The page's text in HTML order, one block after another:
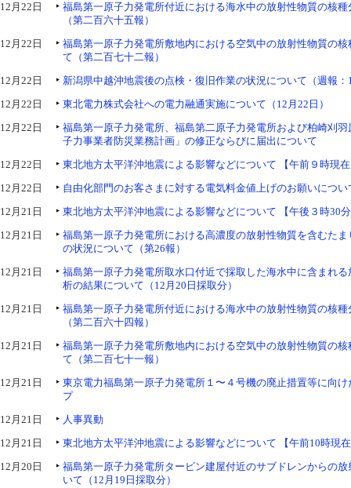
12月22日
福島第一原子力発電所付近における海水中の放射性物質の核
（第二百六十五報）
12月22日
福島第一原子力発電所敷地内における空気中の放射性物質の
て（第二百七十二報）
12月22日
新潟県中越沖地震後の点検・復旧作業の状況について（週報：
12月22日
東北電力株式会社への電力融通実施について（12月22日）
12月22日
福島第一原子力発電所、福島第二原子力発電所および柏崎刈
子力事業者防災業務計画」の修正ならびに届出について
12月22日
東北地方太平洋沖地震による影響などについて 【午前９時現
12月22日
自由化部門のお客さまに対する電気料金値上げのお願いについ
12月21日
東北地方太平洋沖地震による影響などについて 【午後３時30
12月21日
福島第一原子力発電所における高濃度の放射性物質を含むた
の状況について（第26報）
12月21日
福島第一原子力発電所取水口付近で採取した海水中に含まれ
析の結果について（12月20日採取分）
12月21日
福島第一原子力発電所付近における海水中の放射性物質の核
（第二百六十四報）
12月21日
福島第一原子力発電所敷地内における空気中の放射性物質の
て（第二百七十一報）
12月21日
東京電力福島第一原子力発電所１〜４号機の廃止措置等に向
プ
12月21日
人事異動
12月21日
東北地方太平洋沖地震による影響などについて 【午前10時現
12月20日
福島第一原子力発電所タービン建屋付近のサブドレンからの
いて（12月19日採取分）